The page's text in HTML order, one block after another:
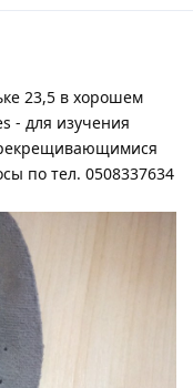
23,5 в хорошем
- для изучения
по тел. 0508337634